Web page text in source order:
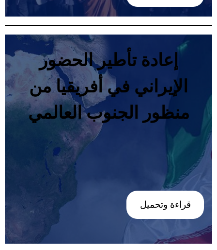
إعادة‭ ‬تأطير‭ ‬الحضور‭
‬منظور‭ ‬الجنوب‭ ‬العالمي
قراءة وتحميل